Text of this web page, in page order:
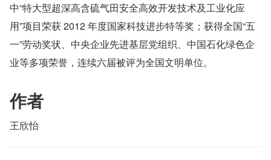
中“特大型超深高含硫气田安全高效开发技术及工业化应
用”项目荣获 2012 年度国家科技进步特等奖；获得全国“五
一”劳动奖状、中央企业先进基层党组织、中国石化绿色企
业等多项荣誉，连续六届被评为全国文明单位。
作者
王欣怡